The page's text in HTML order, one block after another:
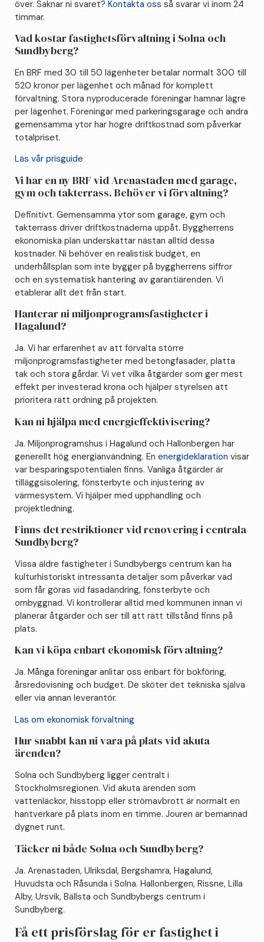
över. Saknar ni svaret? Kontakta oss så svarar vi inom 24
timmar.
Vad kostar fastighetsförvaltning i Solna och
Sundbyberg?
En BRF med 30 till 50 lägenheter betalar normalt 300 till
520 kronor per lägenhet och månad för komplett
förvaltning. Stora nyproducerade föreningar hamnar lägre
per lägenhet. Föreningar med parkeringsgarage och andra
gemensamma ytor har högre driftkostnad som påverkar
totalpriset.
Läs vår prisguide
Vi har en ny BRF vid Arenastaden med garage,
gym och takterrass. Behöver vi förvaltning?
Definitivt. Gemensamma ytor som garage, gym och
takterrass driver driftkostnaderna uppåt. Byggherrens
ekonomiska plan underskattar nästan alltid dessa
kostnader. Ni behöver en realistisk budget, en
underhållsplan som inte bygger på byggherrens siffror
och en systematisk hantering av garantiärenden. Vi
etablerar allt det från start.
Hanterar ni miljonprogramsfastigheter i
Hagalund?
Ja. Vi har erfarenhet av att förvalta större
miljonprogramsfastigheter med betongfasader, platta
tak och stora gårdar. Vi vet vilka åtgärder som ger mest
effekt per investerad krona och hjälper styrelsen att
prioritera rätt ordning på projekten.
Kan ni hjälpa med energieffektivisering?
Ja. Miljonprogramshus i Hagalund och Hallonbergen har
generellt hög energianvändning. En energideklaration visar
var besparingspotentialen finns. Vanliga åtgärder är
tilläggsisolering, fönsterbyte och injustering av
värmesystem. Vi hjälper med upphandling och
projektledning.
Finns det restriktioner vid renovering i centrala
Sundbyberg?
Vissa äldre fastigheter i Sundbybergs centrum kan ha
kulturhistoriskt intressanta detaljer som påverkar vad
som får göras vid fasadändring, fönsterbyte och
ombyggnad. Vi kontrollerar alltid med kommunen innan vi
planerar åtgärder och ser till att rätt tillstånd finns på
plats.
Kan vi köpa enbart ekonomisk förvaltning?
Ja. Många föreningar anlitar oss enbart för bokföring,
årsredovisning och budget. De sköter det tekniska själva
eller via annan leverantör.
Läs om ekonomisk förvaltning
Hur snabbt kan ni vara på plats vid akuta
ärenden?
Solna och Sundbyberg ligger centralt i
Stockholmsregionen. Vid akuta ärenden som
vattenläckor, hisstopp eller strömavbrott är normalt en
hantverkare på plats inom en timme. Jouren är bemannad
dygnet runt.
Täcker ni både Solna och Sundbyberg?
Ja. Arenastaden, Ulriksdal, Bergshamra, Hagalund,
Huvudsta och Råsunda i Solna. Hallonbergen, Rissne, Lilla
Alby, Ursvik, Bällsta och Sundbybergs centrum i
Sundbyberg.
Få ett prisförslag för er fastighet i